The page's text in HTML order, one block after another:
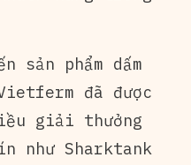
sản phẩm dấm
đã được
giải thưởng
như Sharktank